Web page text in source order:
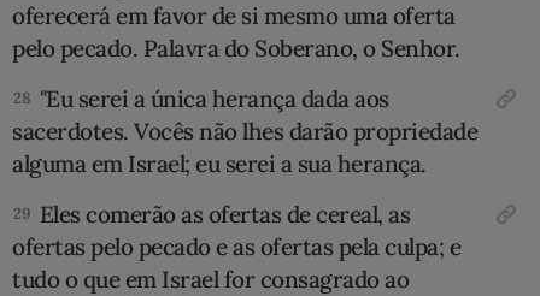
oferecerá em favor de si mesmo uma oferta
pelo pecado. Palavra do Soberano, o Senhor.
28 "Eu serei a única herança dada aos
sacerdotes. Vocês não lhes darão propriedade
alguma em Israel; eu serei a sua herança.
29 Eles comerão as ofertas de cereal, as
ofertas pelo pecado e as ofertas pela culpa; e
tudo o que em Israel for consagrado ao